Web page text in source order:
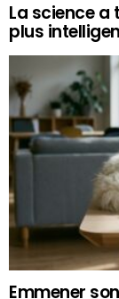
La science a
plus
Emmener